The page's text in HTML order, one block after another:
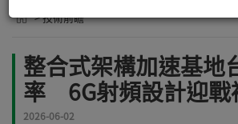
> 技術前瞻
整合式架構加速基地
率 6G射頻設計迎戰
2026-06-02
您
E-
mail